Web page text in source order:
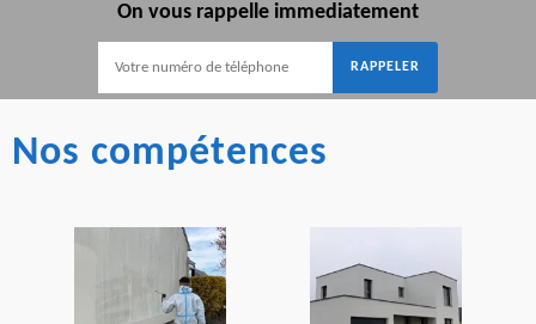
On vous rappelle immediatement
Nos compétences